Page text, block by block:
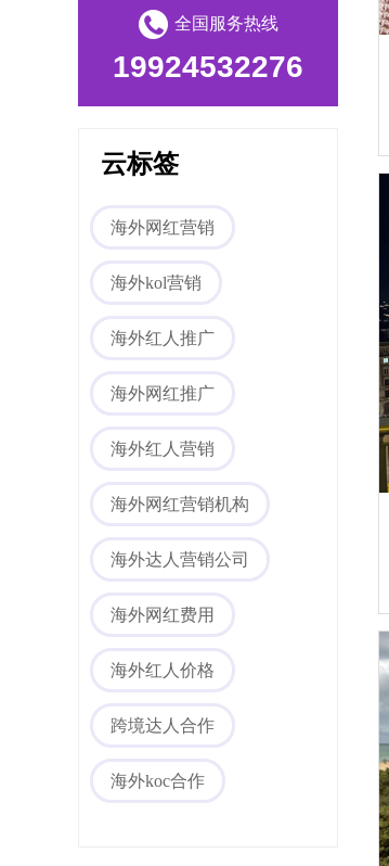
海外网红营销
全国服务热线
19924532276
云标签
海外网红营销
海外kol营销
海外红人推广
海外网红推广
海外红人营销
海外网红营销机构
海外达人营销公司
海外网红费用
海外红人价格
跨境达人合作
海外koc合作